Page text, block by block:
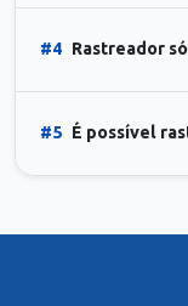
#4 Rastreador
#5 É possível